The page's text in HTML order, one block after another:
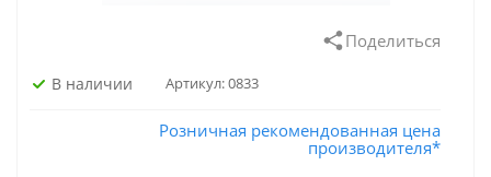
Поделиться
В наличии Артикул:0833
Розничная рекомендованная цена
производителя*